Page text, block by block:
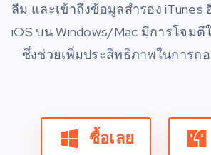
ลืม และเข้าถึงข้อมูลสำรอง iTunes
iOS บน Windows/Mac มีการโจมตี
ซึ่งช่วยเพิ่มประสิทธิภาพในการถ
ซื้อเลย